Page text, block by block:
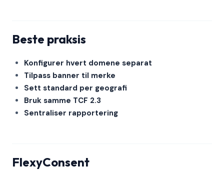
Beste praksis
Konfigurer hvert domene separat
Tilpass banner til merke
Sett standard per geografi
Bruk samme TCF 2.3
Sentraliser rapportering
FlexyConsent